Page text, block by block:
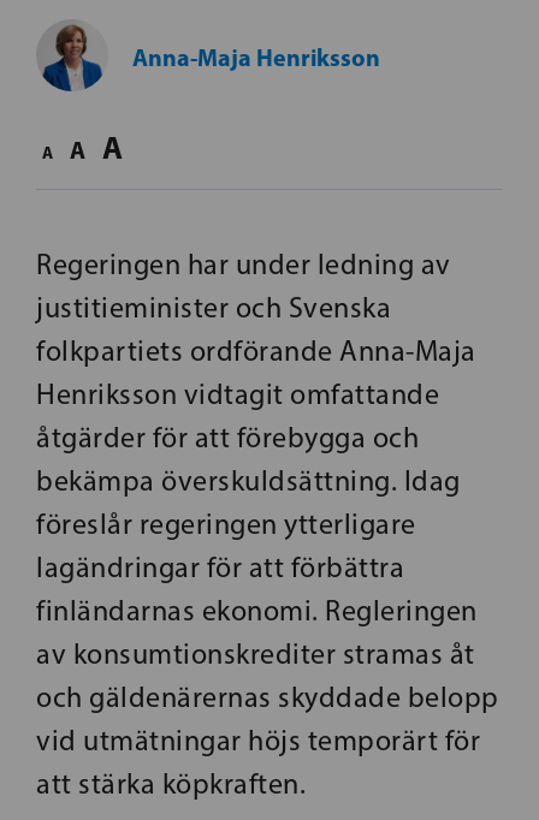
Anna-Maja Henriksson
A A A
Regeringen har under ledning av
justitieminister och Svenska
folkpartiets ordförande Anna-Maja
Henriksson vidtagit omfattande
åtgärder för att förebygga och
bekämpa överskuldsättning. Idag
föreslår regeringen ytterligare
lagändringar för att förbättra
finländarnas ekonomi. Regleringen
av konsumtionskrediter stramas åt
och gäldenärernas skyddade belopp
vid utmätningar höjs temporärt för
att stärka köpkraften.